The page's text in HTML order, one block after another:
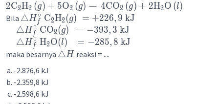
2C2H2 (g) + 5O2 (g) → 4CO2 (g) + 2H2O (l)
Bila △H f
∘ C2H2(g) = +226,9 kJ
△H f
∘ CO2(g) = −393, 3 kJ
△H f
∘ H2O(l) = −285,8 kJ
maka besarnya △H reaksi = ....
-2.826,6 kJ
-2.359,8 kJ
-2.598,6 kJ